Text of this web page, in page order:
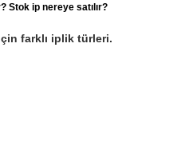
Stok ip nereye satılır?
farklı iplik türleri.